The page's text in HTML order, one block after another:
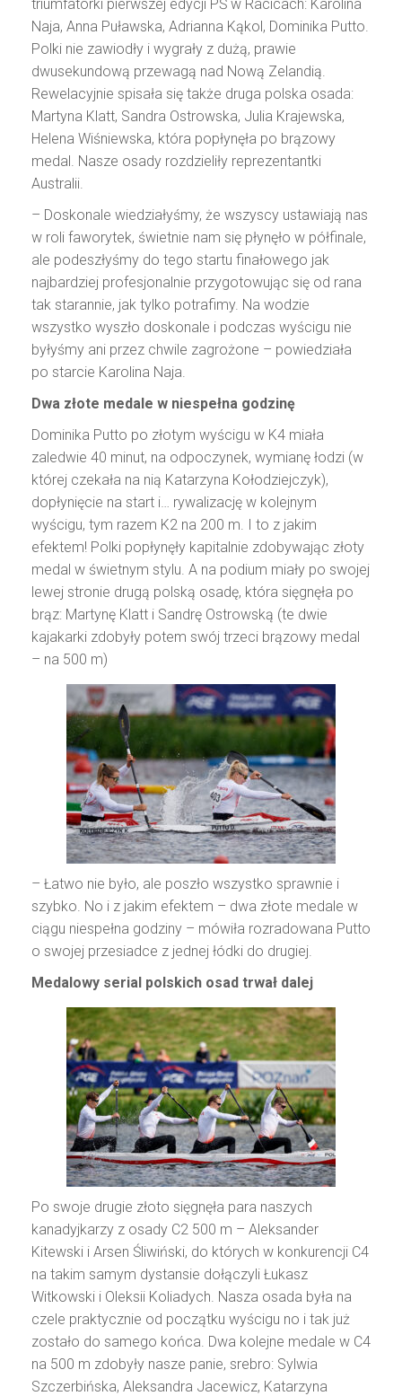
triumfatorki pierwszej edycji PŚ w Racicach: Karolina
Naja, Anna Puławska, Adrianna Kąkol, Dominika Putto.
Polki nie zawiodły i wygrały z dużą, prawie
dwusekundową przewagą nad Nową Zelandią.
Rewelacyjnie spisała się także druga polska osada:
Martyna Klatt, Sandra Ostrowska, Julia Krajewska,
Helena Wiśniewska, która popłynęła po brązowy
medal. Nasze osady rozdzieliły reprezentantki
Australii.
– Doskonale wiedziałyśmy, że wszyscy ustawiają nas
w roli faworytek, świetnie nam się płynęło w półfinale,
ale podeszłyśmy do tego startu finałowego jak
najbardziej profesjonalnie przygotowując się od rana
tak starannie, jak tylko potrafimy. Na wodzie
wszystko wyszło doskonale i podczas wyścigu nie
byłyśmy ani przez chwile zagrożone – powiedziała
po starcie Karolina Naja.
Dwa złote medale w niespełna godzinę
Dominika Putto po złotym wyścigu w K4 miała
zaledwie 40 minut, na odpoczynek, wymianę łodzi (w
której czekała na nią Katarzyna Kołodziejczyk),
dopłynięcie na start i… rywalizację w kolejnym
wyścigu, tym razem K2 na 200 m. I to z jakim
efektem! Polki popłynęły kapitalnie zdobywając złoty
medal w świetnym stylu. A na podium miały po swojej
lewej stronie drugą polską osadę, która sięgnęła po
brąz: Martynę Klatt i Sandrę Ostrowską (te dwie
kajakarki zdobyły potem swój trzeci brązowy medal
– na 500 m)
– Łatwo nie było, ale poszło wszystko sprawnie i
szybko. No i z jakim efektem – dwa złote medale w
ciągu niespełna godziny – mówiła rozradowana Putto
o swojej przesiadce z jednej łódki do drugiej.
Medalowy serial polskich osad trwał dalej
Po swoje drugie złoto sięgnęła para naszych
kanadyjkarzy z osady C2 500 m – Aleksander
Kitewski i Arsen Śliwiński, do których w konkurencji C4
na takim samym dystansie dołączyli Łukasz
Witkowski i Oleksii Koliadych. Nasza osada była na
czele praktycznie od początku wyścigu no i tak już
zostało do samego końca. Dwa kolejne medale w C4
na 500 m zdobyły nasze panie, srebro: Sylwia
Szczerbińska, Aleksandra Jacewicz, Katarzyna